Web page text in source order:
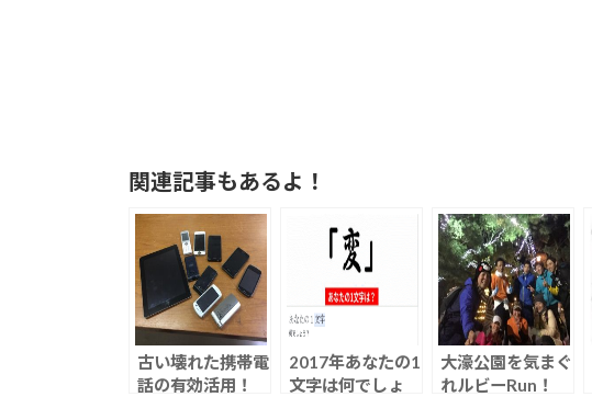
関連記事もあるよ！
古い壊れた携帯電
話の有効活用！
2017年あなたの1
文字は何でしょ
大濠公園を気まぐ
れルビーRun！